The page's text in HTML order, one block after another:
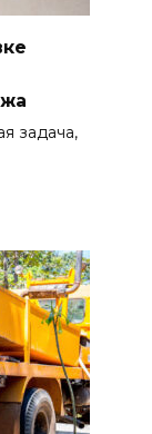
задача,